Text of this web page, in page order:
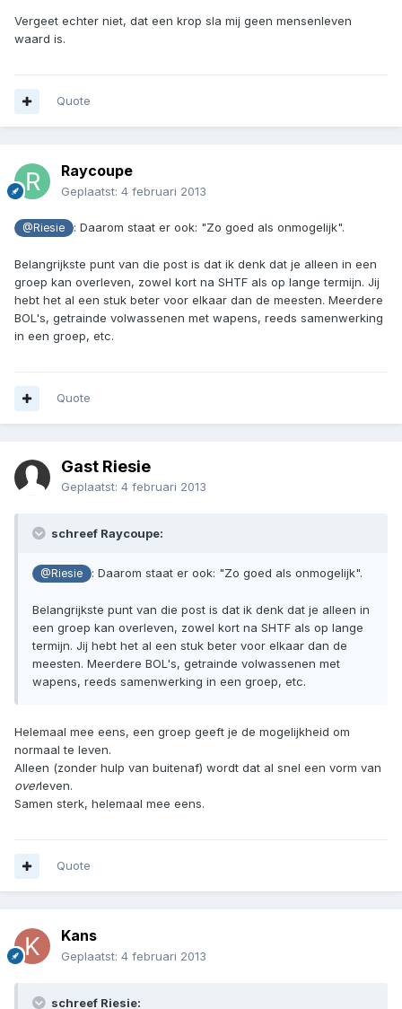
Vergeet echter niet, dat een krop sla mij geen mensenleven
waard is.
Quote
Raycoupe
Geplaatst: 4 februari 2013
@Riesie : Daarom staat er ook: "Zo goed als onmogelijk".
Belangrijkste punt van die post is dat ik denk dat je alleen in een
groep kan overleven, zowel kort na SHTF als op lange termijn. Jij
hebt het al een stuk beter voor elkaar dan de meesten. Meerdere
BOL's, getrainde volwassenen met wapens, reeds samenwerking
in een groep, etc.
Quote
Gast Riesie
Geplaatst: 4 februari 2013
schreef Raycoupe:
@Riesie : Daarom staat er ook: "Zo goed als onmogelijk".
Belangrijkste punt van die post is dat ik denk dat je alleen in
een groep kan overleven, zowel kort na SHTF als op lange
termijn. Jij hebt het al een stuk beter voor elkaar dan de
meesten. Meerdere BOL's, getrainde volwassenen met
wapens, reeds samenwerking in een groep, etc.
Helemaal mee eens, een groep geeft je de mogelijkheid om
normaal te leven.
Alleen (zonder hulp van buitenaf) wordt dat al snel een vorm van
overleven.
Samen sterk, helemaal mee eens.
Quote
Kans
Geplaatst: 4 februari 2013
schreef Riesie: